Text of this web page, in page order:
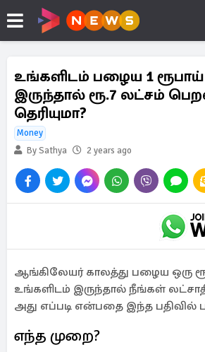
உங்களிடம் பழைய 1
இருந்தால் ரூ.7 லட்சம்
தெரியுமா?
Money
By Sathya
2 years ago
ஆங்கிலேயர் காலத்து பழைய ஒரு
உங்களிடம் இருந்தால் நீங்கள்
அது எப்படி என்பதை இந்த பதிவில்
எந்த முறை?